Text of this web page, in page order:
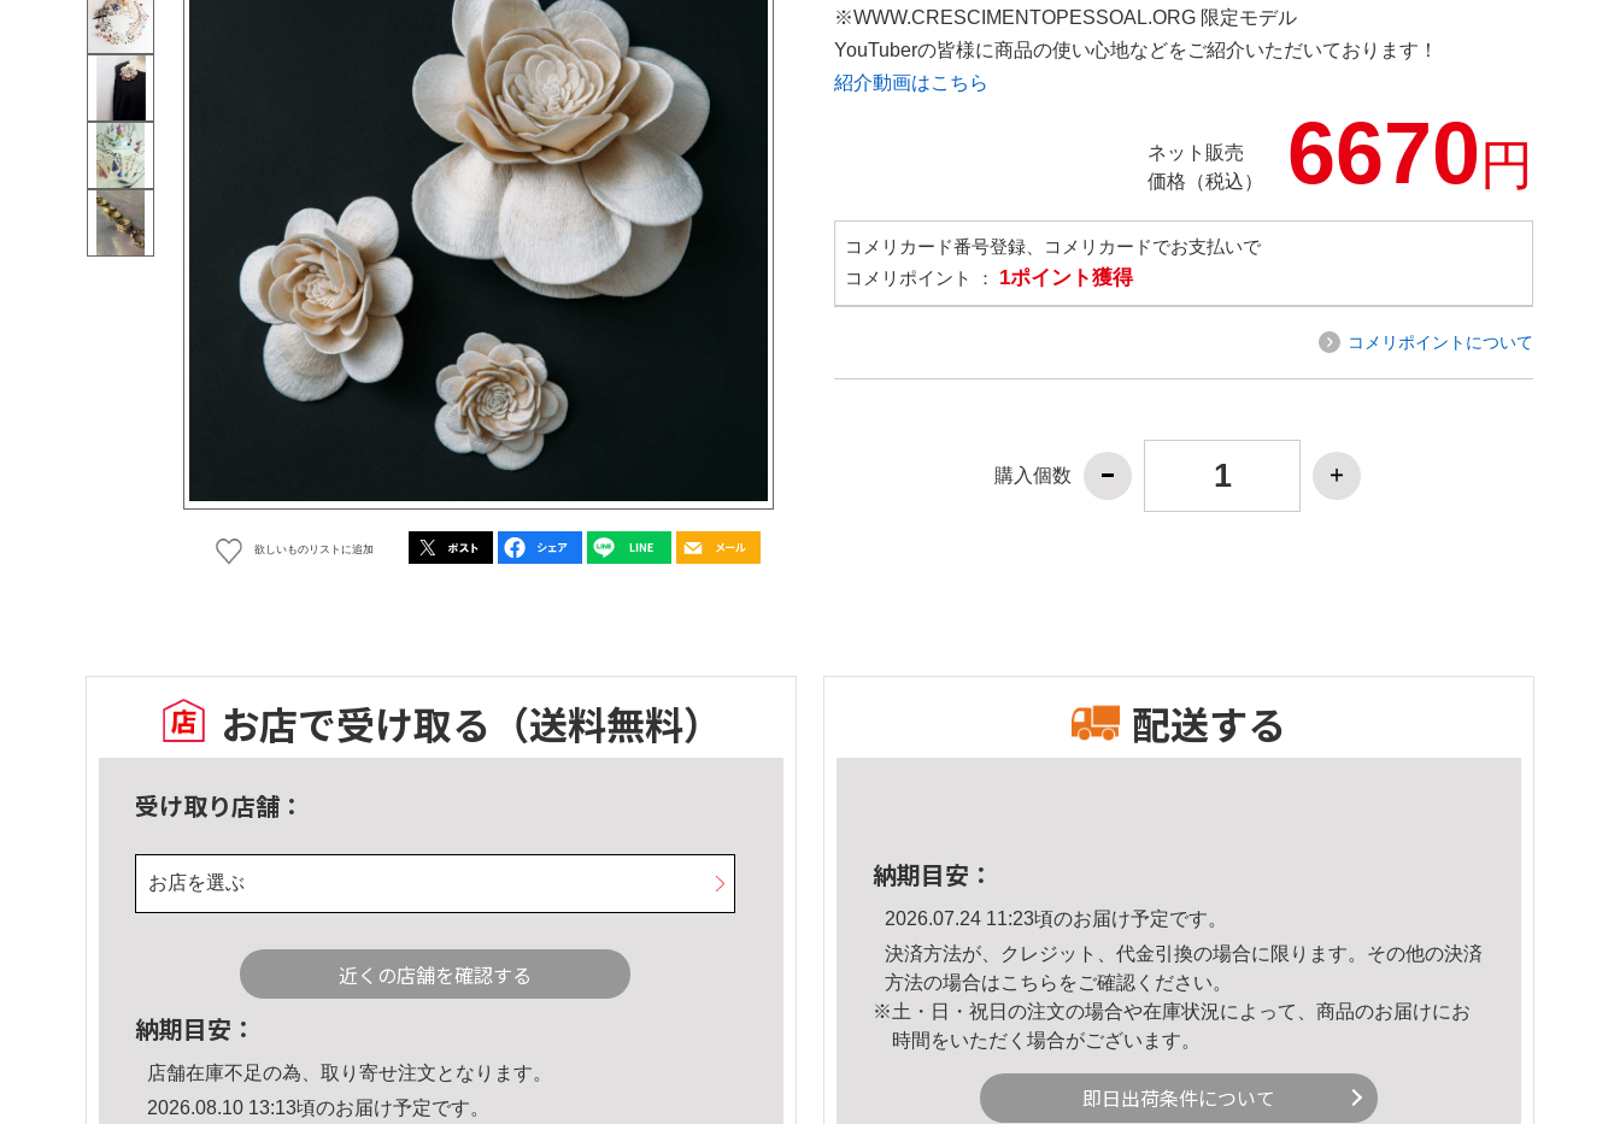
欲しいものリストに追加
※WWW.CRESCIMENTOPESSOAL.ORG 限定モデル
YouTuberの皆様に商品の使い心地などをご紹介いただいております！
紹介動画はこちら
ネット販売
価格（税込）
6670円
コメリカード番号登録、コメリカードでお支払いで
コメリポイント ： 1ポイント獲得
コメリポイントについて
購入個数
お店で受け取る （送料無料）
受け取り店舗：
お店を選ぶ
近くの店舗を確認する
納期目安：
店舗在庫不足の為、取り寄せ注文となります。
2026.08.10 13:13頃のお届け予定です。
配送する
納期目安：
2026.07.24 11:23頃のお届け予定です。
決済方法が、クレジット、代金引換の場合に限ります。その他の決済
方法の場合はこちら をご確認ください。
※土・日・祝日の注文の場合や在庫状況によって、商品のお届けにお
時間をいただく場合がございます。
即日出荷条件について